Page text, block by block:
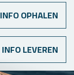
INFO OPHALEN
INFO LEVEREN